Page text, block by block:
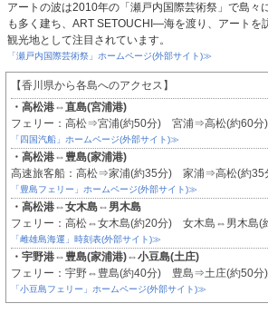
アートの波は2010年の「瀬戸内国際芸術祭」で島々
も多く建ち、ART SETOUCHI―海を渡り、アートを
観光地として注目されています。
「瀬戸内国際芸術祭」ホームページ(外部サイト)≫
【香川県から各島へのアクセス】
・高松港⇔直島(宮浦港)
フェリー：高松⇒宮浦(約50分) 宮浦⇒高松(約60分)
「四国汽船」ホームページ(外部サイト)≫
・高松港⇔豊島(家浦港)
高速旅客船：高松⇒家浦(約35分) 家浦⇒高松(約35
「豊島フェリー」ホームページ(外部サイト)≫
・高松港⇔女木島⇔男木島
フェリー：高松⇔女木島(約20分) 女木島⇔男木島(
「雌雄島海運」時刻表(外部サイト)≫
・宇野港⇔豊島(家浦港)⇔小豆島(土庄)
フェリー：宇野⇔豊島(約40分) 豊島⇒土庄(約50分)
「小豆島フェリー」ホームページ(外部サイト)≫